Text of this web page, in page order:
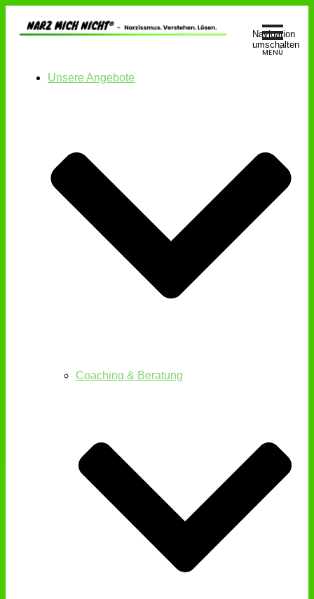
Navigation
umschalten
Unsere Angebote
Coaching & Beratung